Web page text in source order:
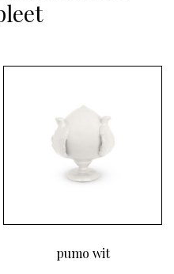
pumo wit